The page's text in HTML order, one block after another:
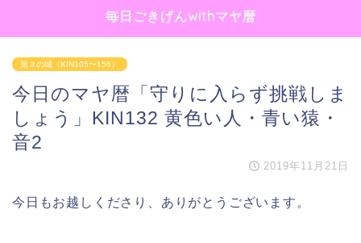
毎日ごきげんwithマヤ暦
第３の城（KIN105〜156）
今日のマヤ暦「守りに入らず挑戦しま
しょう」KIN132 黄色い人・青い猿・
音2
2019年11月21日
今日もお越しくださり、ありがとうございます。